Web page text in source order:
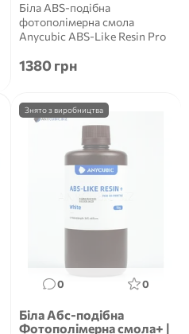
Біла ABS-подібна
фотополімерна смола
Anycubic ABS-Like Resin Pro
Like Res...
1380 грн
Знято з виробництва
0 0
Біла Aбс-подібна
Фотополімерна смола+ |